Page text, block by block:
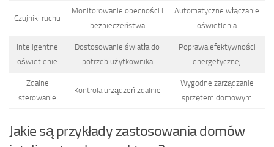
Czujniki ruchu
Monitorowanie obecności i
bezpieczeństwa
Automatyczne włączanie
oświetlenia
Inteligentne
oświetlenie
Dostosowanie światła do
potrzeb użytkownika
Poprawa efektywności
energetycznej
Zdalne
sterowanie
Kontrola urządzeń zdalnie
Wygodne zarządzanie
sprzętem domowym
Jakie są przykłady zastosowania domów